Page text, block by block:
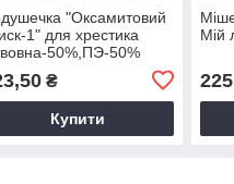
"Оксамитовий
1" для хрестика
50%,ПЭ-50%
кавовий Бархат
₴
Купити
Мій